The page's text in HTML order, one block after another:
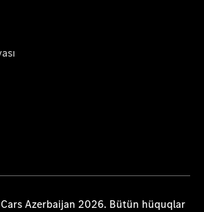
Azerbaijan 2026. Bütün hüquqlar